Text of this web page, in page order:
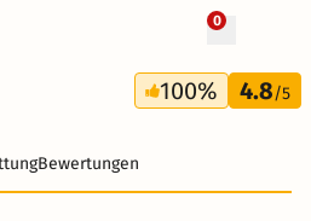
0
4 Tage
167 CHF
100% 4.8/5
Bewertungen